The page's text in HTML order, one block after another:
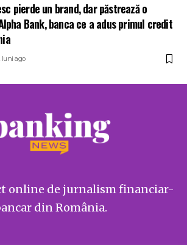
pierde un brand, dar păstrează o
Bank, banca ce a adus primul credit
luni ago
online de jurnalism financiar-
din România.